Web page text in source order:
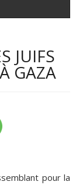
JUIFS
GAZA
pour la